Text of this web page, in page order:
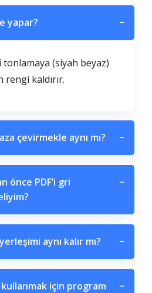
yapar? −
tonlamaya (siyah beyaz)
kaldırır.
çevirmekle aynı mı? −
önce PDF’i gri
−
aynı kalır mı? −
kullanmak için program
−